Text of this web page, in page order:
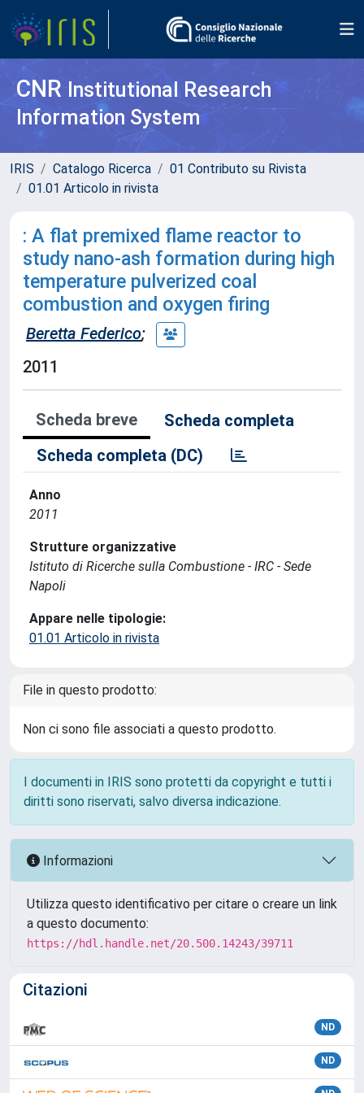
CNR Institutional Research
Information System
IRIS Catalogo Ricerca
01 Contributo su Rivista
01.01 Articolo in rivista
: A flat premixed flame reactor to
study nano-ash formation during high
temperature pulverized coal
combustion and oxygen firing
Beretta Federico;
2011
Scheda breve
Scheda completa
Scheda completa (DC)
Anno
2011
Strutture organizzative
Istituto di Ricerche sulla Combustione - IRC - Sede
Napoli
Appare nelle tipologie:
01.01 Articolo in rivista
File in questo prodotto:
Non ci sono file associati a questo prodotto.
I documenti in IRIS sono protetti da copyright e tutti i
diritti sono riservati, salvo diversa indicazione.
Informazioni
Utilizza questo identificativo per citare o creare un link
a questo documento:
https://hdl.handle.net/20.500.14243/39711
Citazioni
ND
ND